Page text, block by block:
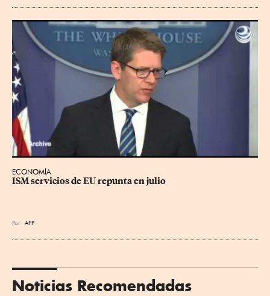
ECONOMÍA
ISM servicios de EU repunta en julio
Por AFP
Noticias Recomendadas